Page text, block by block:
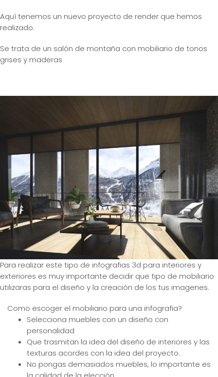
Aquí tenemos un nuevo proyecto de render que hemos
realizado.
Se trata de un salón de montaña con mobiliario de tonos
grises y maderas
Para realizar este tipo de infografias 3d para interiores y
exteriores es muy importante decidir que tipo de mobiliario
utilizaras para el diseño y la creación de los tus imagenes.
Como escoger el mobiliario para una infografia?
Selecciona muebles con un diseño con
personalidad
Que trasmitan la idea del diseño de interiores y las
texturas acordes con la idea del proyecto.
No pongas demasiados muebles, lo importante es